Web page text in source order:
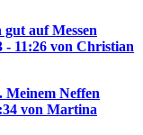
auf Messen
- 11:26 von Christian
Neffen
von Martina